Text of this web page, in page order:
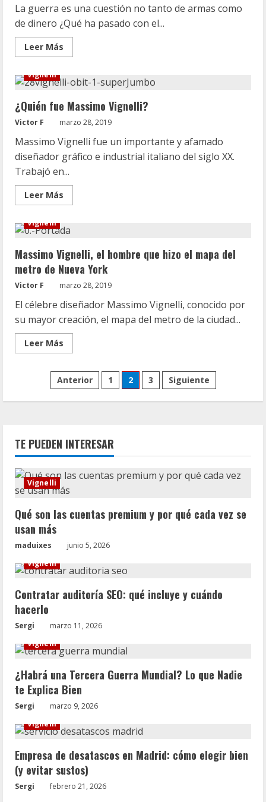
para
tu
evento
La guerra es una cuestión no tanto de armas como
de dinero ¿Qué ha pasado con el...
Leer Más
más
Los
ucranianos
cientos
de
miles
dólares
para
la
guerra
vendiendo
eróticas.
Vignelli
¿Quién fue Massimo Vignelli?
Victor F marzo 28, 2019
Massimo Vignelli fue un importante y afamado
diseñador gráfico e industrial italiano del siglo XX.
Trabajó en...
Leer Más
más
¿Quién
fue
Vignelli?
Vignelli
Massimo Vignelli, el hombre que hizo el mapa del
metro de Nueva York
Victor F marzo 28, 2019
El célebre diseñador Massimo Vignelli, conocido por
su mayor creación, el mapa del metro de la ciudad...
Leer Más
más
Massimo
Vignelli,
el
hombre
del
metro
de
York
Paginación
de
entradas
Anterior 1 2 3 Siguiente
TE PUEDEN INTERESAR
Vignelli
Qué son las cuentas premium y por qué cada vez se
usan más
maduixes
junio 5, 2026
Vignelli
Contratar auditoría SEO: qué incluye y cuándo
hacerlo
Sergi
marzo 11, 2026
Vignelli
¿Habrá una Tercera Guerra Mundial? Lo que Nadie
te Explica Bien
Sergi
marzo 9, 2026
Vignelli
Empresa de desatascos en Madrid: cómo elegir bien
(y evitar sustos)
Sergi febrero 21, 2026